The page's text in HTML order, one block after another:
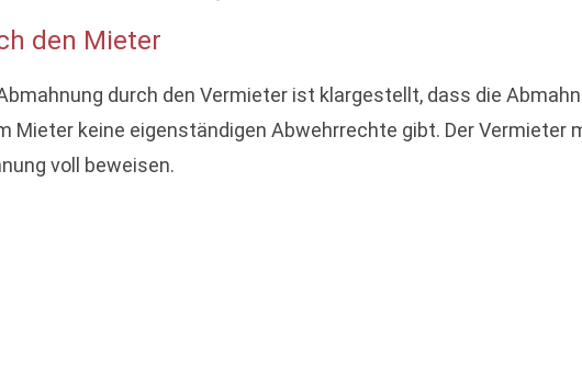
den Mieter
durch den Vermieter ist klargestellt, dass die
Mieter keine eigenständigen Abwehrrechte gibt. Der Vermieter
voll beweisen.